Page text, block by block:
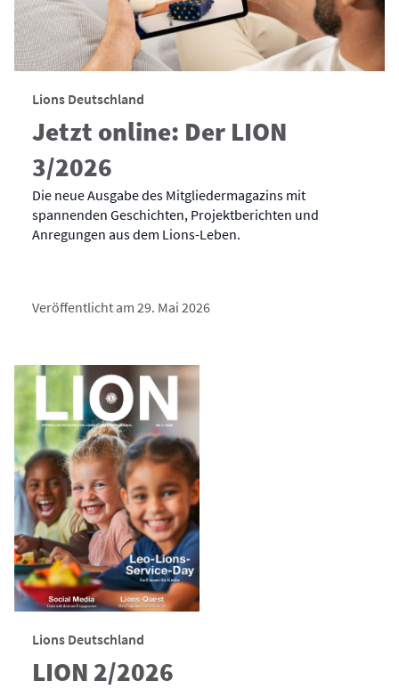
Lions Deutschland
Jetzt online: Der LION
3/2026
Die neue Ausgabe des Mitgliedermagazins mit
spannenden Geschichten, Projektberichten und
Anregungen aus dem Lions-Leben.
Veröffentlicht am 29. Mai 2026
Lions Deutschland
LION 2/2026